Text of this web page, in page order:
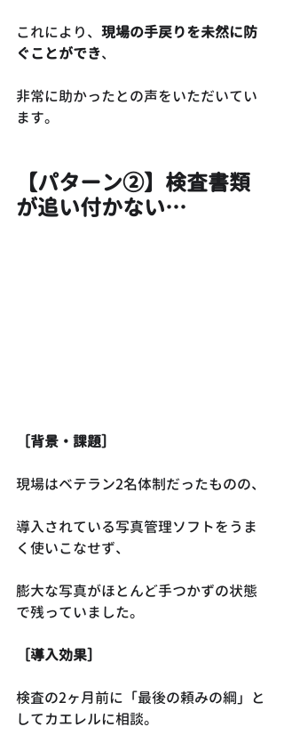
これにより、 現場の手戻りを未然に防
ぐことができ、
非常に助かったとの声をいただいてい
ます。
【パターン②】検査書類
が追い付かない…
［背景・課題］
現場はベテラン2名体制だったものの、
導入されている写真管理ソフトをうま
く使いこなせず、
膨大な写真がほとんど手つかずの状態
で残っていました。
［導入効果］
検査の2ヶ月前に「最後の頼みの綱」と
してカエレルに相談。